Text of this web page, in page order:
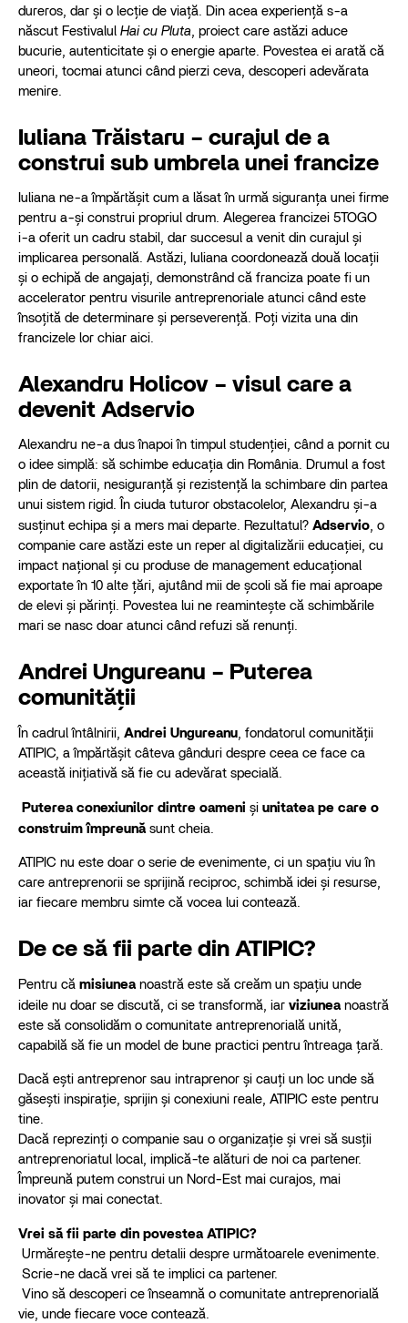
dureros, dar și o lecție de viață. Din acea experiență s-a
născut Festivalul Hai cu Pluta , proiect care astăzi aduce
bucurie, autenticitate și o energie aparte. Povestea ei arată că
uneori, tocmai atunci când pierzi ceva, descoperi adevărata
menire.
Iuliana Trăistaru – curajul de a
construi sub umbrela unei francize
Iuliana ne-a împărtășit cum a lăsat în urmă siguranța unei firme
pentru a-și construi propriul drum. Alegerea francizei 5TOGO
i-a oferit un cadru stabil, dar succesul a venit din curajul și
implicarea personală. Astăzi, Iuliana coordonează două locații
și o echipă de angajați, demonstrând că franciza poate fi un
accelerator pentru visurile antreprenoriale atunci când este
însoțită de determinare și perseverență. Poți vizita una din
francizele lor chiar aici.
Alexandru Holicov – visul care a
devenit Adservio
Alexandru ne-a dus înapoi în timpul studenției, când a pornit cu
o idee simplă: să schimbe educația din România. Drumul a fost
plin de datorii, nesiguranță și rezistență la schimbare din partea
unui sistem rigid. În ciuda tuturor obstacolelor, Alexandru și-a
susținut echipa și a mers mai departe. Rezultatul? Adservio , o
companie care astăzi este un reper al digitalizării educației, cu
impact național și cu produse de management educațional
exportate în 10 alte țări, ajutând mii de școli să fie mai aproape
de elevi și părinți. Povestea lui ne reamintește că schimbările
mari se nasc doar atunci când refuzi să renunți.
Andrei Ungureanu – Puterea
comunității
În cadrul întâlnirii, Andrei Ungureanu , fondatorul comunității
ATIPIC, a împărtășit câteva gânduri despre ceea ce face ca
această inițiativă să fie cu adevărat specială.
Puterea conexiunilor dintre oameni și unitatea pe care o
construim împreunăsunt cheia.
ATIPIC nu este doar o serie de evenimente, ci un spațiu viu în
care antreprenorii se sprijină reciproc, schimbă idei și resurse,
iar fiecare membru simte că vocea lui contează.
De ce să fii parte din ATIPIC?
Pentru că misiuneanoastră este să creăm un spațiu unde
ideile nu doar se discută, ci se transformă, iar viziuneanoastră
este să consolidăm o comunitate antreprenorială unită,
capabilă să fie un model de bune practici pentru întreaga țară.
Dacă ești antreprenor sau intraprenor și cauți un loc unde să
găsești inspirație, sprijin și conexiuni reale, ATIPIC este pentru
tine.
Dacă reprezinți o companie sau o organizație și vrei să susții
antreprenoriatul local, implică-te alături de noi ca partener.
Împreună putem construi un Nord-Est mai curajos, mai
inovator și mai conectat.
Vrei să fii parte din povestea ATIPIC?
Urmărește-ne pentru detalii despre următoarele evenimente.
Scrie-ne dacă vrei să te implici ca partener.
Vino să descoperi ce înseamnă o comunitate antreprenorială
vie, unde fiecare voce contează.